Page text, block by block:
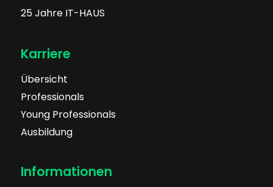
25 Jahre IT-HAUS
Karriere
Übersicht
Professionals
Young Professionals
Ausbildung
Informationen